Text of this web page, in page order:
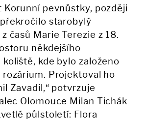
Korunní pevnůstky, později
starobylý
časů Marie Terezie z 18.
někdejšího
kde bylo založeno
Projektoval ho
Zavadil,“ potvrzuje
Olomouce Milan Tichák
půlstoletí: Flora